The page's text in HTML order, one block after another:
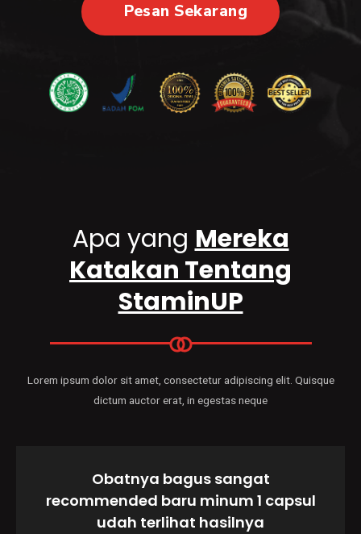
Pesan Sekarang
Apa yang Mereka
Katakan Tentang
StaminUP
Lorem ipsum dolor sit amet, consectetur adipiscing elit. Quisque
dictum auctor erat, in egestas neque
Obatnya bagus sangat
recommended baru minum 1 capsul
udah terlihat hasilnya